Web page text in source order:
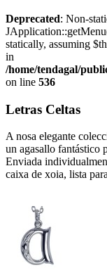
Deprecated: Non-
statically, assuming
in
/home/tendagal/
on line 536
Letras Celtas
A nosa elegante
un agasallo fantástico
Enviada
caixa de xoia, lista